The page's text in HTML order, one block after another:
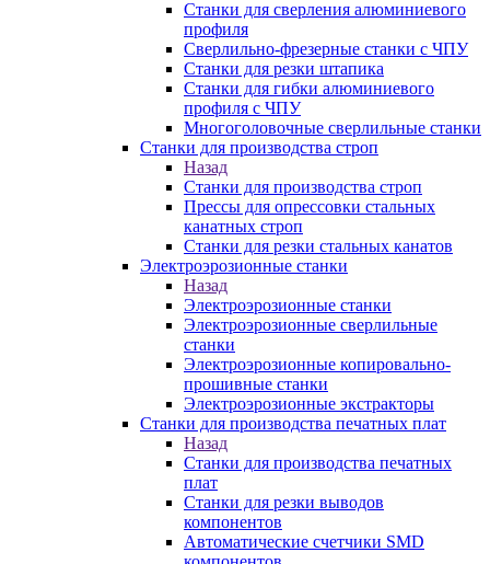
Станки для сверления алюминиевого
профиля
Сверлильно-фрезерные станки с ЧПУ
Станки для резки штапика
Станки для гибки алюминиевого
профиля с ЧПУ
Многоголовочные сверлильные станки
Станки для производства строп
Назад
Станки для производства строп
Прессы для опрессовки стальных
канатных строп
Станки для резки стальных канатов
Электроэрозионные станки
Назад
Электроэрозионные станки
Электроэрозионные сверлильные
станки
Электроэрозионные копировально-
прошивные станки
Электроэрозионные экстракторы
Станки для производства печатных плат
Назад
Станки для производства печатных
плат
Станки для резки выводов
компонентов
Автоматические счетчики SMD